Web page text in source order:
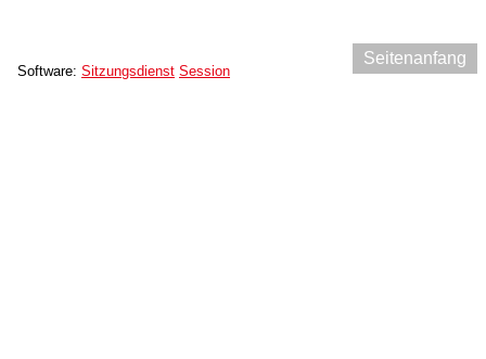
Seitenanfang
Software: Sitzungsdienst Session